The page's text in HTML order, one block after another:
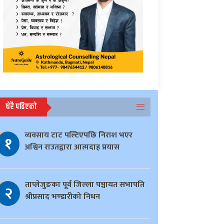
धेरै पढिएको
१
व्यवसाय टाट पल्टिएपछि निराश भएर
अश्विन राउतद्वारा आत्मदाह प्रयास
२
ताप्लेजुङका पूर्व जिल्ला पञ्चायत सभापति
श्रीप्रसाद भण्डारीको निधन